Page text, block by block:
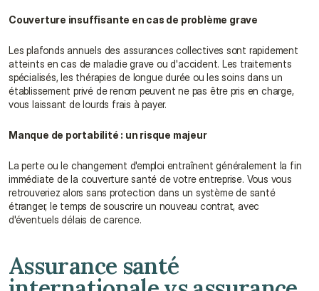
Couverture insuffisante en cas de problème grave
Les plafonds annuels des assurances collectives sont rapidement
atteints en cas de maladie grave ou d'accident. Les traitements
spécialisés, les thérapies de longue durée ou les soins dans un
établissement privé de renom peuvent ne pas être pris en charge,
vous laissant de lourds frais à payer.
Manque de portabilité : un risque majeur
La perte ou le changement d'emploi entraînent généralement la fin
immédiate de la couverture santé de votre entreprise. Vous vous
retrouveriez alors sans protection dans un système de santé
étranger, le temps de souscrire un nouveau contrat, avec
d'éventuels délais de carence.
Assurance santé